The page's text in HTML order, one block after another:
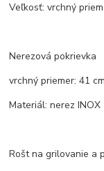
Veľkosť: vrchný
Nerezová pokrievka
vrchný priemer: 41
Materiál: nerez INOX
Rošt na grilovanie a